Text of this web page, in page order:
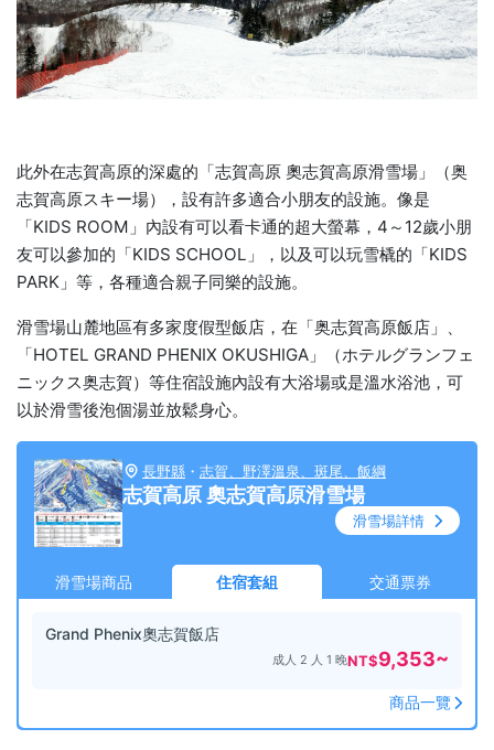
此外在志賀高原的深處的「志賀高原 奧志賀高原滑雪場」（奥
志賀高原スキー場），設有許多適合小朋友的設施。像是
「KIDS ROOM」內設有可以看卡通的超大螢幕，4～12歲小朋
友可以參加的「KIDS SCHOOL」，以及可以玩雪橇的「KIDS
PARK」等，各種適合親子同樂的設施。
滑雪場山麓地區有多家度假型飯店，在「奥志賀高原飯店」、
「HOTEL GRAND PHENIX OKUSHIGA」（ホテルグランフェ
ニックス奥志賀）等住宿設施內設有大浴場或是溫水浴池，可
以於滑雪後泡個湯並放鬆身心。
長野縣 ・ 志賀、野澤溫泉、斑尾、飯綱
志賀高原 奧志賀高原滑雪場
滑雪場詳情
滑雪場商品 住宿套組 交通票券
Grand Phenix奧志賀飯店
成人 2 人 1 晚NT$9,353~
商品一覽